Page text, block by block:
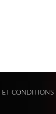
ET CONDITIONS